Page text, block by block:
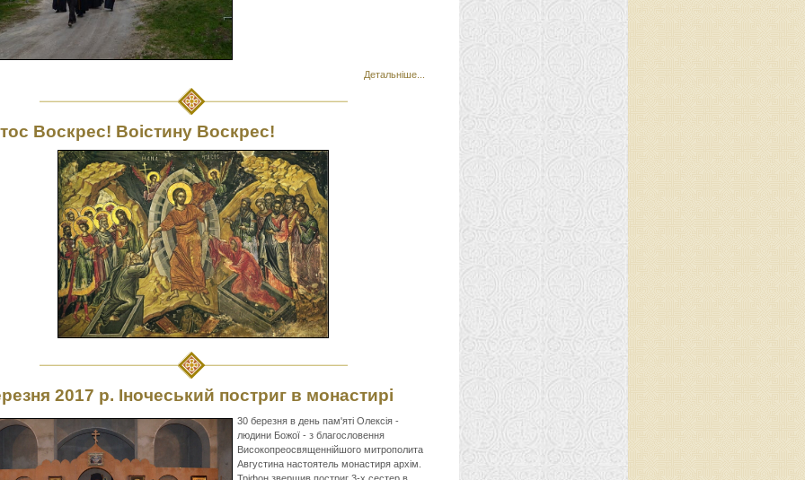
Детальніше...
Воскрес! Воістину Воскрес!
2017 р. Іночеський постриг в монастирі
30 березня в день пам'яті Олексія -
людини Божої - з благословення
Високопреосвященнійшого митрополита
Августина настоятель монастиря архім.